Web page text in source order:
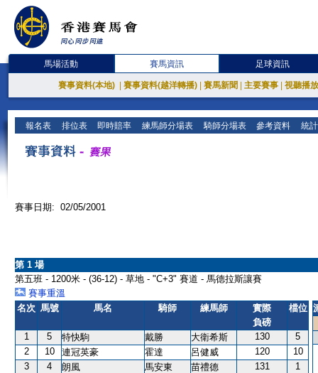
馬場活動 賽馬資訊 足球資訊
賽事資料(本地) 賽事資料(越洋轉播) 賽馬新聞 主要賽事 視聽播
報名表 排位表 即時賠率 練馬師分場表 騎師分場表 參考資料 統
賽事日期: 02/05/2001
第 1 場
第五班 - 1200米 - (36-12) - 草地 - "C+3" 賽道 - 馬德拉斯讓賽
賽事重溫
名次 馬號 馬名 騎師 練馬師
實際
負磅
檔位
1 5 特快駒 戴勝 大衛希斯 130
5
2
10 連冠英豪 霍達 呂健威 120
10
3
4 朗風 馬安東 苗禮德 131
1